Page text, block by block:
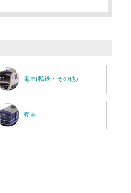
電車(私鉄・その他)
客車